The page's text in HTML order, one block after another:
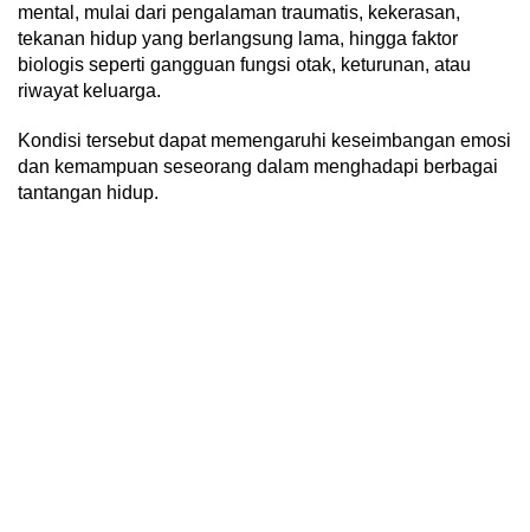
mental, mulai dari pengalaman traumatis, kekerasan,
tekanan hidup yang berlangsung lama, hingga faktor
biologis seperti gangguan fungsi otak, keturunan, atau
riwayat keluarga.
Kondisi tersebut dapat memengaruhi keseimbangan emosi
dan kemampuan seseorang dalam menghadapi berbagai
tantangan hidup.